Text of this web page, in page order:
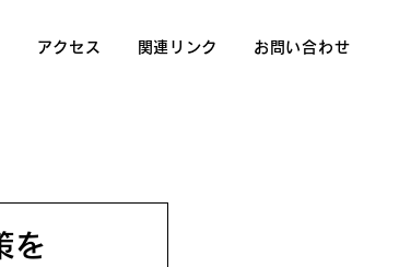
アクセス 関連リンク お問い合わせ
を